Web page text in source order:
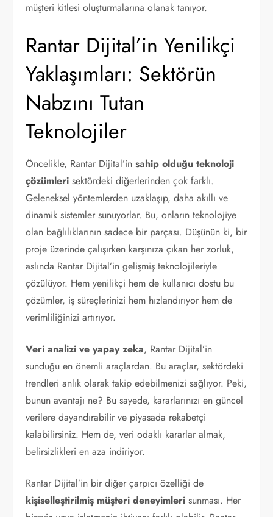
müşteri kitlesi oluşturmalarına olanak tanıyor.
Rantar Dijital’in Yenilikçi
Yaklaşımları: Sektörün
Nabzını Tutan
Teknolojiler
Öncelikle, Rantar Dijital’insahip olduğu teknoloji
çözümleri sektördeki diğerlerinden çok farklı.
Geleneksel yöntemlerden uzaklaşıp, daha akıllı ve
dinamik sistemler sunuyorlar. Bu, onların teknolojiye
olan bağlılıklarının sadece bir parçası. Düşünün ki, bir
proje üzerinde çalışırken karşınıza çıkan her zorluk,
aslında Rantar Dijital’in gelişmiş teknolojileriyle
çözülüyor. Hem yenilikçi hem de kullanıcı dostu bu
çözümler, iş süreçlerinizi hem hızlandırıyor hem de
verimliliğinizi artırıyor.
Veri analizi ve yapay zeka, Rantar Dijital’in
sunduğu en önemli araçlardan. Bu araçlar, sektördeki
trendleri anlık olarak takip edebilmenizi sağlıyor. Peki,
bunun avantajı ne? Bu sayede, kararlarınızı en güncel
verilere dayandırabilir ve piyasada rekabetçi
kalabilirsiniz. Hem de, veri odaklı kararlar almak,
belirsizlikleri en aza indiriyor.
Rantar Dijital’in bir diğer çarpıcı özelliği de
kişiselleştirilmiş müşteri deneyimleri sunması. Her